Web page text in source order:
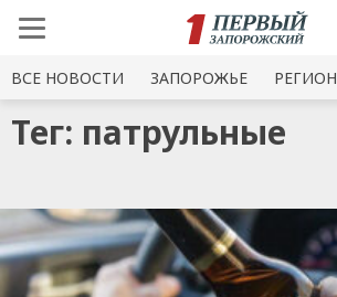
ВСЕ НОВОСТИ ЗАПОРОЖЬЕ РЕГИОН
Тег: патрульные